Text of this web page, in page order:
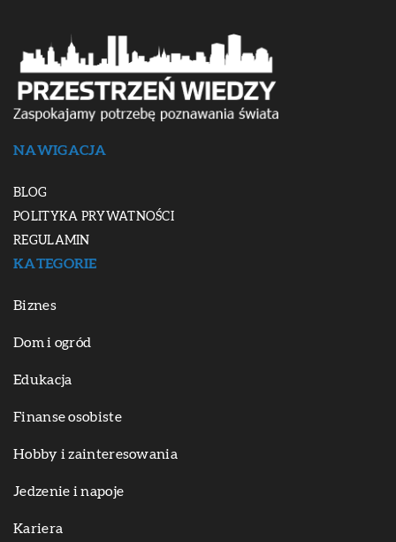
NAWIGACJA
BLOG
POLITYKA PRYWATNOŚCI
REGULAMIN
KATEGORIE
Biznes
Dom i ogród
Edukacja
Finanse osobiste
Hobby i zainteresowania
Jedzenie i napoje
Kariera